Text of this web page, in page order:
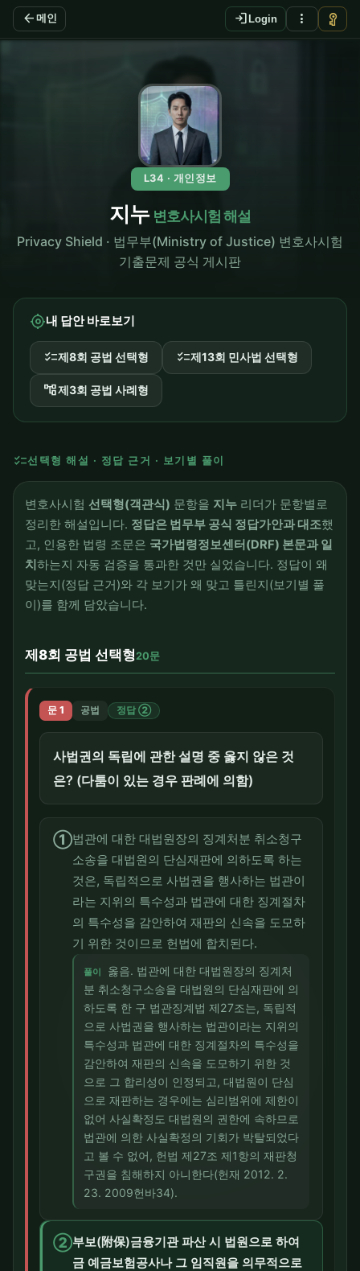
arrow_back 메인 login Login more_vert vpn_key
L34 · 개인정보
지누 변호사시험 해설
Privacy Shield · 법무부(Ministry of Justice) 변호사시험
기출문제 공식 게시판
my_location내 답안 바로보기
checklist제8회 공법 선택형 checklist제13회 민사법 선택형
account_tree제3회 공법 사례형
checklist선택형 해설 · 정답 근거 · 보기별 풀이
변호사시험 선택형(객관식) 문항을 지누 리더가 문항별로
정리한 해설입니다. 정답은 법무부 공식 정답가안과 대조했
고, 인용한 법령 조문은 국가법령정보센터(DRF) 본문과 일
치하는지 자동 검증을 통과한 것만 실었습니다. 정답이 왜
맞는지(정답 근거)와 각 보기가 왜 맞고 틀린지(보기별 풀
이)를 함께 담았습니다.
제8회 공법 선택형20문
문 1 공법 정답 ②
사법권의 독립에 관한 설명 중 옳지 않은 것
은? (다툼이 있는 경우 판례에 의함)
①법관에 대한 대법원장의 징계처분 취소청구
소송을 대법원의 단심재판에 의하도록 하는
것은, 독립적으로 사법권을 행사하는 법관이
라는 지위의 특수성과 법관에 대한 징계절차
의 특수성을 감안하여 재판의 신속을 도모하
기 위한 것이므로 헌법에 합치된다.
풀이
옳음. 법관에 대한 대법원장의 징계처
분 취소청구소송을 대법원의 단심재판에 의
하도록 한 구 법관징계법 제27조는, 독립적
으로 사법권을 행사하는 법관이라는 지위의
특수성과 법관에 대한 징계절차의 특수성을
감안하여 재판의 신속을 도모하기 위한 것
으로 그 합리성이 인정되고, 대법원이 단심
으로 재판하는 경우에는 심리범위에 제한이
없어 사실확정도 대법원의 권한에 속하므로
법관에 의한 사실확정의 기회가 박탈되었다
고 볼 수 없어, 헌법 제27조 제1항의 재판청
구권을 침해하지 아니한다(헌재 2012. 2.
23. 2009헌바34).
②부보(附保)금융기관 파산 시 법원으로 하여
금 예금보험공사나 그 임직원을 의무적으로